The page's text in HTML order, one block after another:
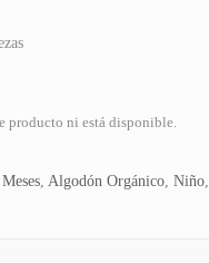
producto ni está disponible.
, Algodón Orgánico, Niño,